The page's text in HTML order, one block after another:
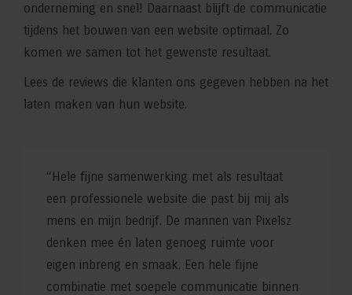
onderneming en snel! Daarnaast blijft de communicatie
tijdens het bouwen van een website optimaal. Zo
komen we samen tot het gewenste resultaat.
Lees de reviews die klanten ons gegeven hebben na het
laten maken van hun website.
“Hele fijne samenwerking met als resultaat
een professionele website die past bij mij als
mens en mijn bedrijf. De mannen van Pixelsz
denken mee én laten genoeg ruimte voor
eigen inbreng en smaak. Een hele fijne
combinatie met soepele communicatie binnen